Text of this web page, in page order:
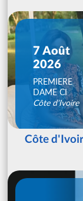
7 Août
2026
PREMIERE
DAME CI
Côte d'Ivoire
Côte